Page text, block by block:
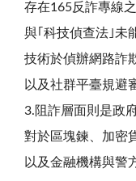
存在165反詐專線
與｢科技偵查法｣未
技術於偵辦網路詐
以及社群平臺規避
3.阻詐層面則是政
對於區塊鍊、加密
以及金融機構與警